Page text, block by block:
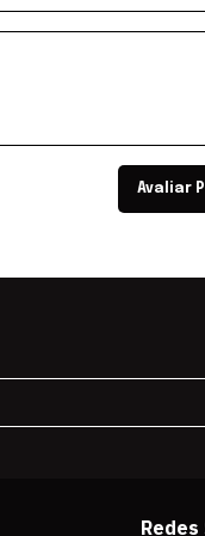
Avaliar
Redes